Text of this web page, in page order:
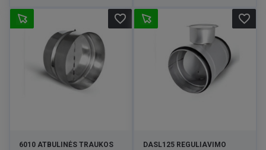
6010 ATBULINĖS TRAUKOS
favorite_border
DASL125 REGULIAVIMO
favorite_border